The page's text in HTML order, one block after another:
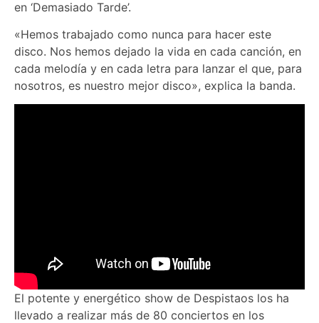
en ‘Demasiado Tarde’.
«Hemos trabajado como nunca para hacer este
disco. Nos hemos dejado la vida en cada canción, en
cada melodía y en cada letra para lanzar el que, para
nosotros, es nuestro mejor disco», explica la banda.
El potente y energético show de Despistaos los ha
llevado a realizar más de 80 conciertos en los